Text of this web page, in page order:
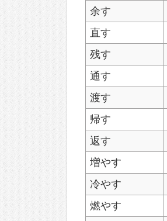
余す
直す
残す
通す
渡す
帰す
返す
増やす
冷やす
燃やす